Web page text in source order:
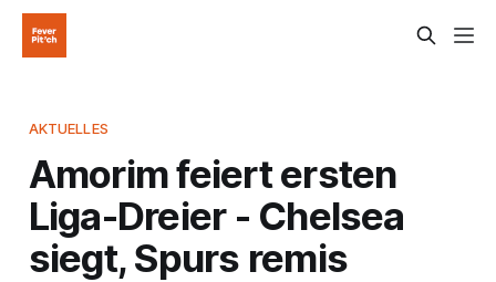
AKTUELLES
Amorim feiert ersten
Liga-Dreier - Chelsea
siegt, Spurs remis